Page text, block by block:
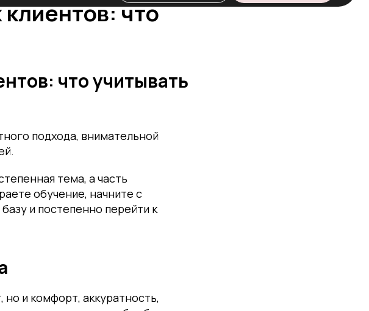
что
что учитывать
подхода, внимательной
тема, а часть
обучение, начните с
и постепенно перейти к
и комфорт, аккуратность,